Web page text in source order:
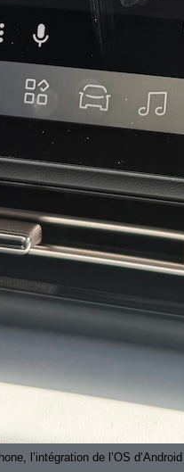
l’intégration de l’OS